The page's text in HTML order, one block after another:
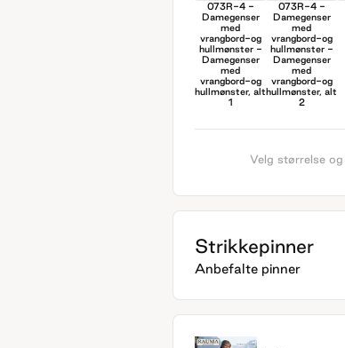
073R-4 -
Damegenser
med
vrangbord-og
hullmønster -
Damegenser
med
vrangbord-og
hullmønster, alt
1
073R-4 -
Damegenser
med
vrangbord-og
hullmønster -
Damegenser
med
vrangbord-og
hullmønster, alt
2
Velg størrelse
Strikkepinner
Anbefalte pinner